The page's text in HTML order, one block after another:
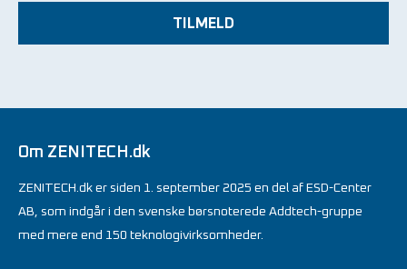
TILMELD
Om ZENITECH.dk
ZENITECH.dk er siden 1. september 2025 en del af ESD-Center
AB, som indgår i den svenske børsnoterede Addtech-gruppe
med mere end 150 teknologivirksomheder.